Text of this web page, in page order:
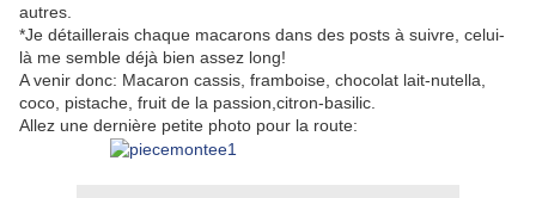
autres.
*Je détaillerais chaque macarons dans des posts à suivre, celui-
là me semble déjà bien assez long!
A venir donc: Macaron cassis, framboise, chocolat lait-nutella,
coco, pistache, fruit de la passion,citron-basilic.
Allez une dernière petite photo pour la route: